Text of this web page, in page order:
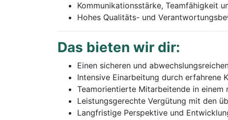
Kommunikationsstärke, Teamfähigkeit
Hohes Qualitäts- und
Das bieten wir dir:
Einen sicheren und
Intensive Einarbeitung durch erfahrene
Teamorientierte Mitarbeitende in einem
Leistungsgerechte Vergütung mit den
Langfristige Perspektive und